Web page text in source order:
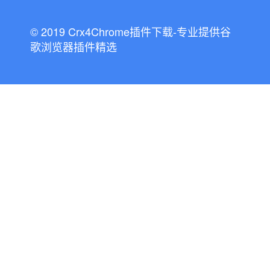
© 2019 Crx4Chrome插件下载-专业提供谷
歌浏览器插件精选